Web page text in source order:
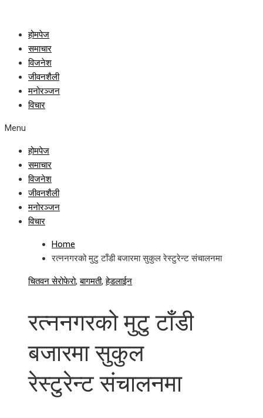
होमपेज
समाचार
विजनेश
जीवनशैली
मनोरञ्जन
विचार
Menu
होमपेज
समाचार
विजनेश
जीवनशैली
मनोरञ्जन
विचार
Home
रत्ननगरको मुटु टाँडी बजारमा सुकुल रेस्टुरेन्ट संचालनमा
चितवन सेरोफेरो,बागमती,हेडलाईन
रत्ननगरको मुटु टाँडी
बजारमा सुकुल
रेस्टुरेन्ट संचालनमा